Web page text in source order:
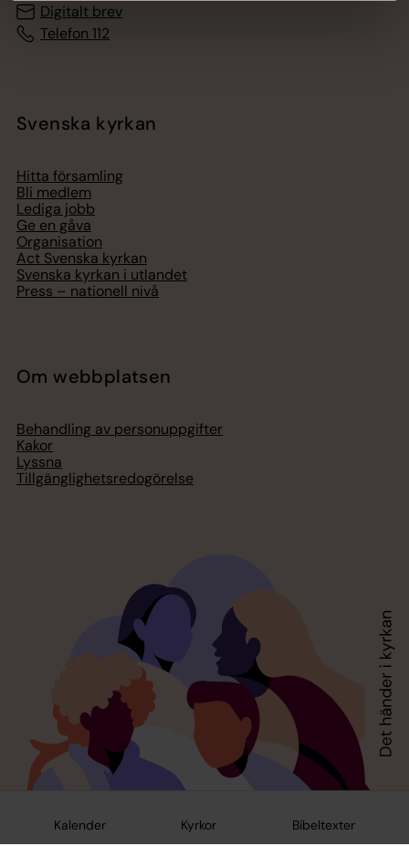
Kalender Kyrkor Bibeltexter
Digitalt brev
Telefon 112
Svenska kyrkan
Hitta församling
Bli medlem
Lediga jobb
Ge en gåva
Organisation
Act Svenska kyrkan
Svenska kyrkan i utlandet
Press – nationell nivå
Om webbplatsen
Behandling av personuppgifter
Kakor
Lyssna
Tillgänglighetsredogörelse